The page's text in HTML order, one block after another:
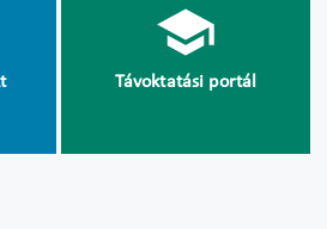
Távoktatási portál